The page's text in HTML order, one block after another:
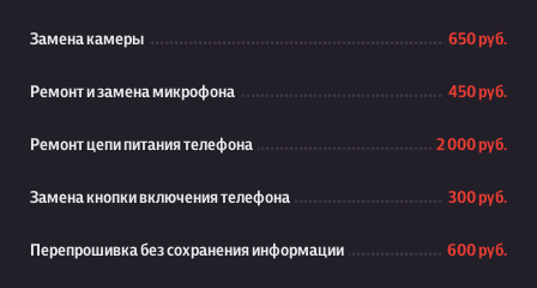
Замена камеры 650 руб.
Ремонт и замена микрофона 450 руб.
Ремонт цепи питания телефона 2 000 руб.
Замена кнопки включения телефона 300 руб.
Перепрошивка без сохранения информации 600 руб.